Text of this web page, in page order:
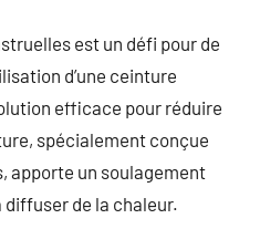
est un défi pour de
d’une ceinture
efficace pour réduire
spécialement conçue
apporte un soulagement
diffuser de la chaleur.